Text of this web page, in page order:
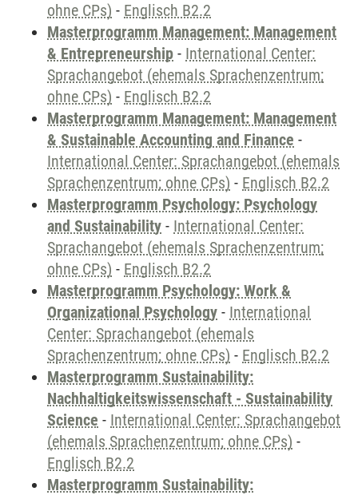
ohne CPs) - Englisch B2.2
Masterprogramm Management: Management
& Entrepreneurship - International Center:
Sprachangebot (ehemals Sprachenzentrum;
ohne CPs) - Englisch B2.2
Masterprogramm Management: Management
& Sustainable Accounting and Finance -
International Center: Sprachangebot (ehemals
Sprachenzentrum; ohne CPs) - Englisch B2.2
Masterprogramm Psychology: Psychology
and Sustainability - International Center:
Sprachangebot (ehemals Sprachenzentrum;
ohne CPs) - Englisch B2.2
Masterprogramm Psychology: Work &
Organizational Psychology - International
Center: Sprachangebot (ehemals
Sprachenzentrum; ohne CPs) - Englisch B2.2
Masterprogramm Sustainability:
Nachhaltigkeitswissenschaft - Sustainability
Science - International Center: Sprachangebot
(ehemals Sprachenzentrum; ohne CPs) -
Englisch B2.2
Masterprogramm Sustainability: